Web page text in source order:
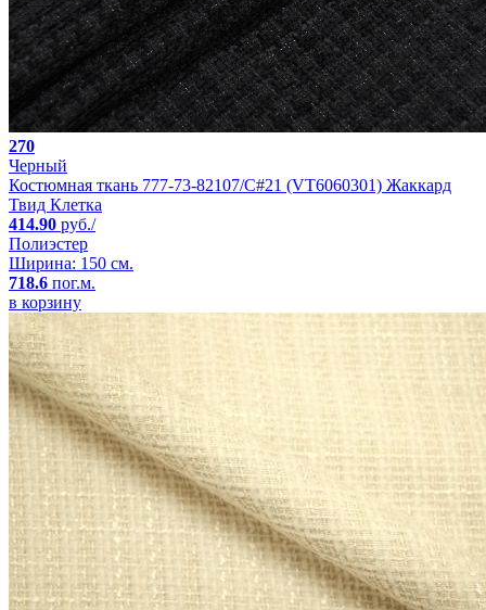
270
Черный
Костюмная ткань 777-73-82107/C#21 (VT6060301) Жаккард
Твид Клетка
414.90 руб./
Полиэстер
Ширина: 150 см.
718.6 пог.м.
в корзину